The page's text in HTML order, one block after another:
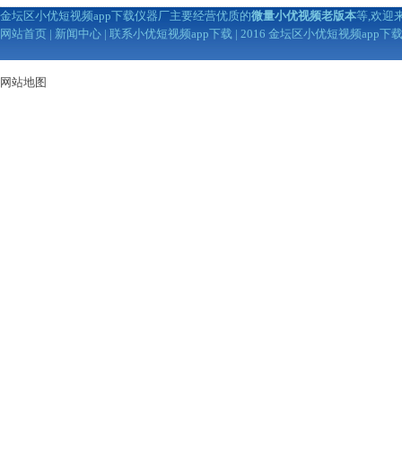
金坛区小优短视频app下载仪器厂主要经营优质的微量小优视频老版本等,欢迎
网站首页 | 新闻中心 | 联系小优短视频app下载 | 2016 金坛区小优短视频app下
网站地图